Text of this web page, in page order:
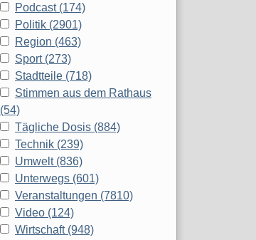
Podcast (174)
Politik (2901)
Region (463)
Sport (273)
Stadtteile (718)
Stimmen aus dem Rathaus
(54)
Tägliche Dosis (884)
Technik (239)
Umwelt (836)
Unterwegs (601)
Veranstaltungen (7810)
Video (124)
Wirtschaft (948)